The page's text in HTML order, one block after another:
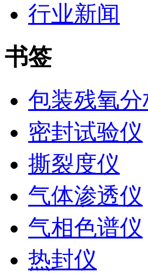
行业新闻
书签
包装残氧分
密封试验仪
撕裂度仪
气体渗透仪
气相色谱仪
热封仪